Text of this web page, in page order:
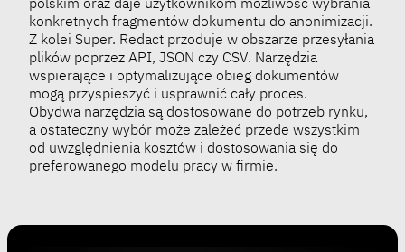
konkretnych fragmentów dokumentu do anonimizacji.
Z kolei Super. Redact przoduje w obszarze przesyłania
plików poprzez API, JSON czy CSV. Narzędzia
wspierające i optymalizujące obieg dokumentów
mogą przyspieszyć i usprawnić cały proces.
Obydwa narzędzia są dostosowane do potrzeb rynku,
a ostateczny wybór może zależeć przede wszystkim
od uwzględnienia kosztów i dostosowania się do
preferowanego modelu pracy w firmie.